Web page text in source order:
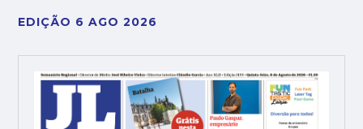
EDIÇÃO 6 AGO 2026